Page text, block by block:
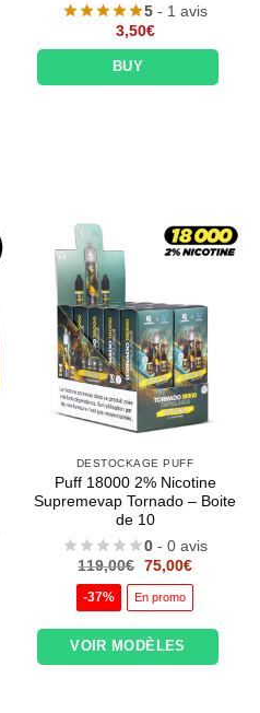
5 - 1 avis
3,50€
BUY
DESTOCKAGE PUFF
Puff 18000 2% Nicotine
Supremevap Tornado – Boite
de 10
0 - 0 avis
119,00€ Le
initial
était :
75,00€Le
est :
-37% En promo
VOIR MODÈLES